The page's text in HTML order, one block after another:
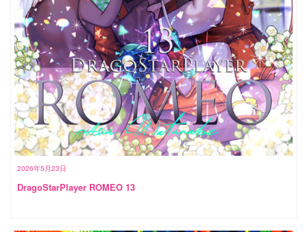
2026年5月23日
DragoStarPlayer ROMEO 13